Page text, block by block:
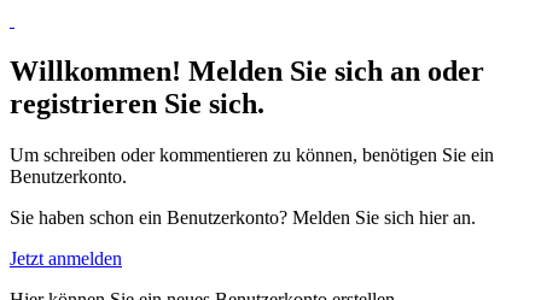
Willkommen! Melden Sie sich an oder
registrieren Sie sich.
Um schreiben oder kommentieren zu können, benötigen Sie ein
Benutzerkonto.
Sie haben schon ein Benutzerkonto? Melden Sie sich hier an.
Jetzt anmelden